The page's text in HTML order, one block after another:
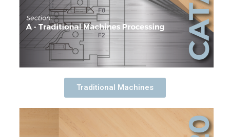
Traditional Machines